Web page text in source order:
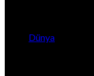
Dünya